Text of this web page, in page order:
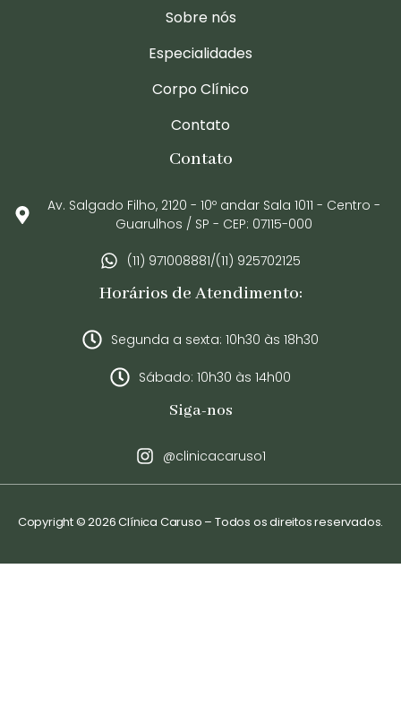
Sobre nós
Especialidades
Corpo Clínico
Contato
Contato
Av. Salgado Filho, 2120 - 10º andar Sala 1011 - Centro -
Guarulhos / SP - CEP: 07115-000
(11) 971008881/(11) 925702125
Horários de Atendimento:
Segunda a sexta: 10h30 às 18h30
Sábado: 10h30 às 14h00
Siga-nos
@clinicacaruso1
Copyright © 2026 Clínica Caruso – Todos os direitos reservados.